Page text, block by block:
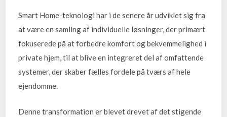
Smart Home-teknologi har i de senere år udviklet sig fra
at være en samling af individuelle løsninger, der primært
fokuserede på at forbedre komfort og bekvemmelighed i
private hjem, til at blive en integreret del af omfattende
systemer, der skaber fælles fordele på tværs af hele
ejendomme.
Denne transformation er blevet drevet af det stigende